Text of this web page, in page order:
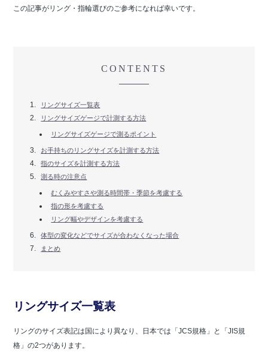
この記事がリング・指輪選びのご参考になれば幸いです。
CONTENTS
リングサイズ一覧表
リングサイズゲージで計測する方法
リングサイズゲージで測るポイント
お手持ちのリングサイズを計測する方法
指のサイズを計測する方法
測る時の注意点
むくみやすさや測る時間帯・季節を考慮する
指の形を考慮する
リング幅やデザインを考慮する
体型の変化などでサイズが合わなくなった場合
まとめ
リングサイズ一覧表
リングのサイズ表記は国により異なり、日本では「JCS規格」と「JIS規
格」の2つがあります。